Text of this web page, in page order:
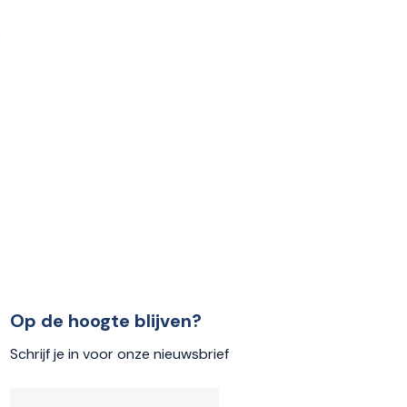
Op de hoogte blijven?
Schrijf je in voor onze nieuwsbrief